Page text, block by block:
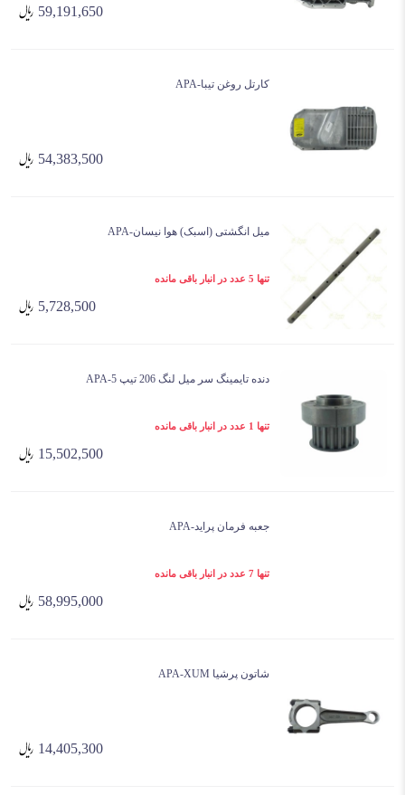
59,191,650
کارتل روغن تیبا-APA
54,383,500
میل انگشتی (اسبک) هوا نیسان-APA
تنها 5 عدد در انبار باقی مانده
5,728,500
دنده تایمینگ سر میل لنگ 206 تیپ 5-APA
تنها 1 عدد در انبار باقی مانده
15,502,500
جعبه فرمان پراید-APA
تنها 7 عدد در انبار باقی مانده
58,995,000
شاتون پرشیا APA-XUM
14,405,300